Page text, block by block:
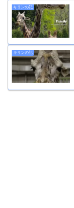
キリンの記
キリンの記